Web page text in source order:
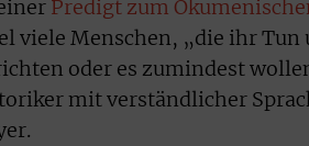
Predigt zum
viele Menschen, „die ihr
oder es zumindest
mit verständlicher